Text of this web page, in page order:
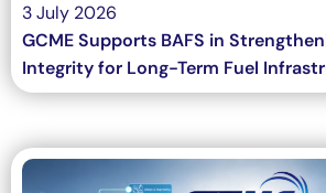
3 July 2026
GCME Supports BAFS in
Integrity for Long-Term Fuel